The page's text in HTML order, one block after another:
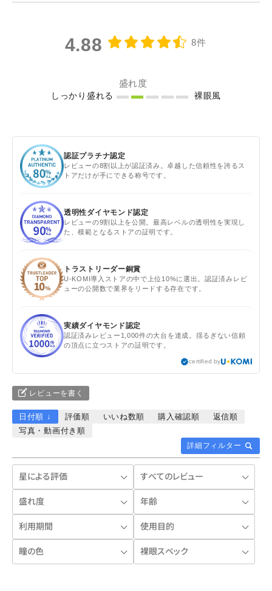
4.88 8件
盛れ度
しっかり盛れる 裸眼風
認証プラチナ認定
レビューの8割以上が認証済み。卓越した信頼性を誇るス
トアだけが手にできる称号です。
透明性ダイヤモンド認定
レビューの9割以上を公開。最高レベルの透明性を実現し
た、模範となるストアの証明です。
トラストリーダー銅賞
U-KOMI導入ストアの中で上位10%に選出。認証済みレビ
ューの公開数で業界をリードする存在です。
実績ダイヤモンド認定
認証済みレビュー1,000件の大台を達成。揺るぎない信頼
の頂点に立つストアの証明です。
certified by
レビューを書く
詳細フィルター
日付順 ↓ 評価順 いいね数順 購入確認順
返信順
写真・動画付き順